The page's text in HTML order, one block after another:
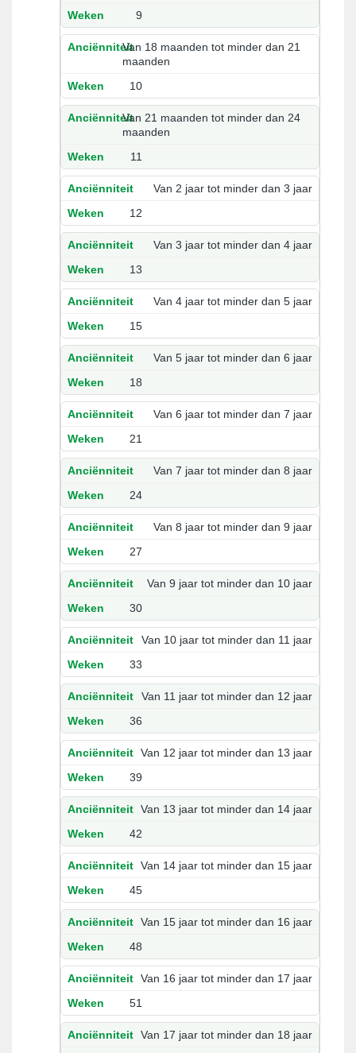
9
Van 18 maanden tot minder dan 21
maanden
10
Van 21 maanden tot minder dan 24
maanden
11
Van 2 jaar tot minder dan 3 jaar
12
Van 3 jaar tot minder dan 4 jaar
13
Van 4 jaar tot minder dan 5 jaar
15
Van 5 jaar tot minder dan 6 jaar
18
Van 6 jaar tot minder dan 7 jaar
21
Van 7 jaar tot minder dan 8 jaar
24
Van 8 jaar tot minder dan 9 jaar
27
Van 9 jaar tot minder dan 10 jaar
30
Van 10 jaar tot minder dan 11 jaar
33
Van 11 jaar tot minder dan 12 jaar
36
Van 12 jaar tot minder dan 13 jaar
39
Van 13 jaar tot minder dan 14 jaar
42
Van 14 jaar tot minder dan 15 jaar
45
Van 15 jaar tot minder dan 16 jaar
48
Van 16 jaar tot minder dan 17 jaar
51
Van 17 jaar tot minder dan 18 jaar